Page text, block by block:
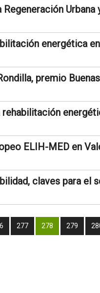
energética
premio
rehabilitación
ELIH-MED en
claves para el
277 278 279